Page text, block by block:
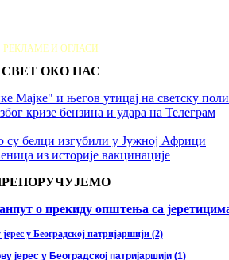
РЕКЛАМЕ И ОГЛАСИ
СВЕТ ОКО НАС
Мајке" и његов утицај на светску
кризе бензина и удара на Телеграм
белци изгубили у Јужној Африци
из историје вакцинације
о прекиду општења са
у Београдској патријаршији (2)
јерес у Београдској патријаршији (1)